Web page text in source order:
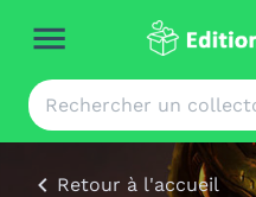
Retour à l'accueil